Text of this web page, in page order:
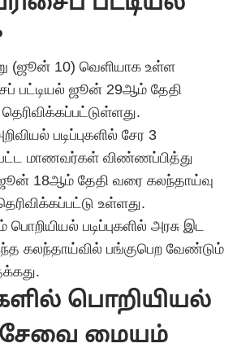
(ஜூன் 10) வெளியாக உள்ள
பட்டியல் ஜூன் 29ஆம் தேதி
படிப்புகளில் சேர 3
மாணவர்கள் விண்ணப்பித்து
18ஆம் தேதி வரை கலந்தாய்வு
உள்ளது.
பொறியியல் படிப்புகளில் அரசு இட
கலந்தாய்வில் பங்குபெற வேண்டும்
பொறியியல்
சேவை மையம்